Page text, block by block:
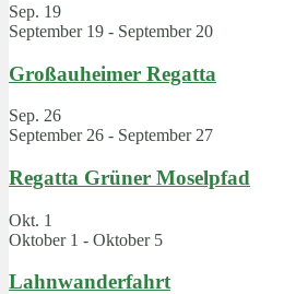
Sep. 19
September 19 - September 20
Großauheimer Regatta
Sep. 26
September 26 - September 27
Regatta Grüner Moselpfad
Okt. 1
Oktober 1 - Oktober 5
Lahnwanderfahrt